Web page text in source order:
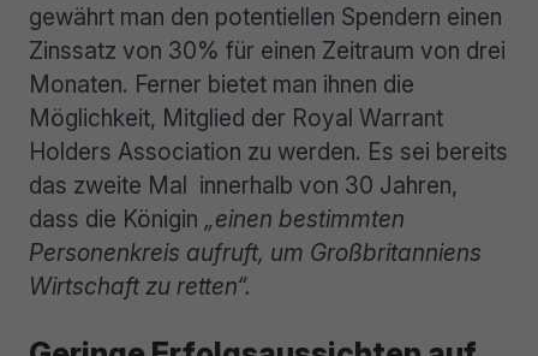
gewährt man den potentiellen Spendern einen
Zinssatz von 30% für einen Zeitraum von drei
Monaten. Ferner bietet man ihnen die
Möglichkeit, Mitglied der Royal Warrant
Holders Association zu werden. Es sei bereits
das zweite Mal innerhalb von 30 Jahren,
dass die Königin „einen bestimmten
Personenkreis aufruft, um Großbritanniens
Wirtschaft zu retten“.